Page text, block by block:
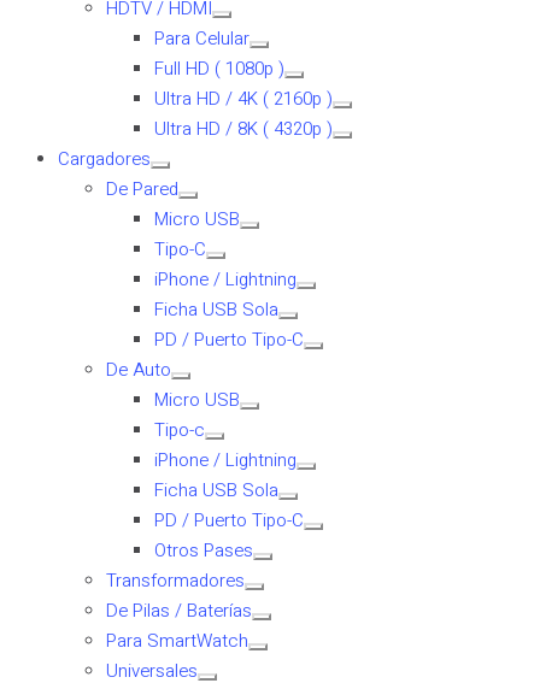
HDTV / HDMI
Para Celular
Full HD ( 1080p )
Ultra HD / 4K ( 2160p )
Ultra HD / 8K ( 4320p )
Cargadores
De Pared
Micro USB
Tipo-C
iPhone / Lightning
Ficha USB Sola
PD / Puerto Tipo-C
De Auto
Micro USB
Tipo-c
iPhone / Lightning
Ficha USB Sola
PD / Puerto Tipo-C
Otros Pases
Transformadores
De Pilas / Baterías
Para SmartWatch
Universales